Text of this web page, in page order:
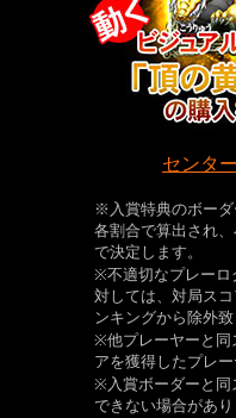
センター
※入賞特典のボーダ
各割合で算出され
で決定します。
※不適切なプレーロ
対しては、対局ス
ンキングから除外致
※他プレーヤーと同
アを獲得したプレ
※入賞ボーダーと同
できない場合があり